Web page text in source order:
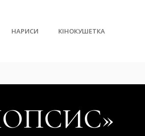
НАРИСИ КІНОКУШЕТКА